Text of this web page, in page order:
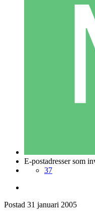
E-postadresser som
37
Postad 31 januari 2005